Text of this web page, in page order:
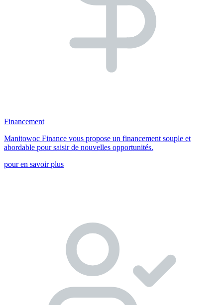
Financement
Manitowoc Finance vous propose un financement souple et
abordable pour saisir de nouvelles opportunités.
pour en savoir plus